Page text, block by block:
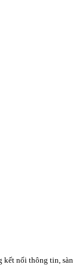
kết nối thông tin, sàn